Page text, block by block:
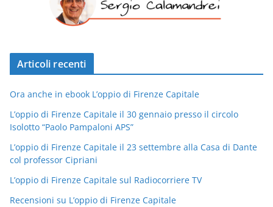
Articoli recenti
Ora anche in ebook L’oppio di Firenze Capitale
L’oppio di Firenze Capitale il 30 gennaio presso il circolo
Isolotto “Paolo Pampaloni APS”
L’oppio di Firenze Capitale il 23 settembre alla Casa di Dante
col professor Cipriani
L’oppio di Firenze Capitale sul Radiocorriere TV
Recensioni su L’oppio di Firenze Capitale